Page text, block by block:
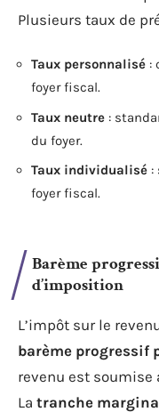
Plusieurs taux de
Taux personnalisé :
foyer fiscal.
Taux neutre :
du foyer.
Taux individualisé :
foyer fiscal.
Barème
d’imposition
L’impôt sur le
barème progressif
revenu est soumise
La tranche